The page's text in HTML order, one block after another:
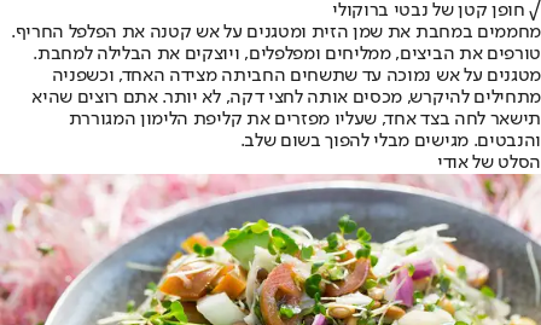
√ חופן קטן של נבטי ברוקולי
מחממים במחבת את שמן הזית ומטגנים על אש קטנה את הפלפל החריף.
טורפים את הביצים, ממליחים ומפלפלים, ויוצקים את הבלילה למחבת.
מטגנים על אש נמוכה עד שתשחים החביתה מצידה האחד, וכשפניה
מתחילים להיקרש, מכסים אותה לחצי דקה, לא יותר. אתם רוצים שהיא
תישאר לחה בצד אחד, שעליו מפזרים את קליפת הלימון המגוררת
והנבטים. מגישים מבלי להפוך בשום שלב.
הסלט של אודי